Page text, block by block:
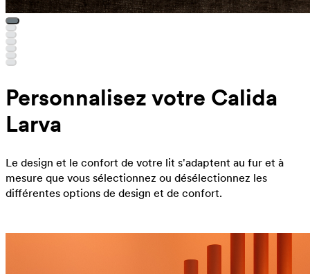
Personnalisez votre Calida
Larva
Le design et le confort de votre lit s'adaptent au fur et à
mesure que vous sélectionnez ou désélectionnez les
différentes options de design et de confort.